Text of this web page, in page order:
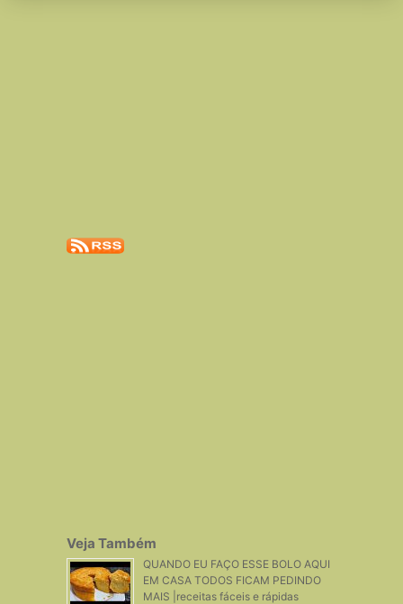
Veja Também
QUANDO EU FAÇO ESSE BOLO AQUI
EM CASA TODOS FICAM PEDINDO
MAIS |receitas fáceis e rápidas